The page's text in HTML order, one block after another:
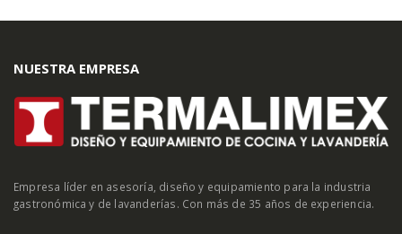
NUESTRA EMPRESA
Empresa líder en asesoría, diseño y equipamiento para la industria
gastronómica y de lavanderías. Con más de 35 años de experiencia.